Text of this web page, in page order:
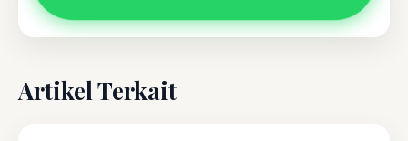
Artikel Terkait